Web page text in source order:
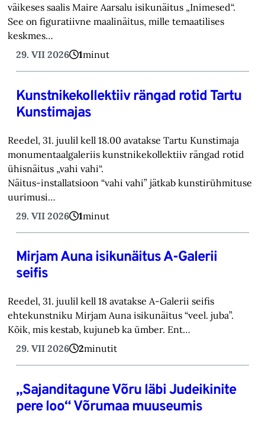
väikeses saalis Maire Aarsalu isikunäitus „Inimesed“.
See on figuratiivne maalinäitus, mille temaatilises
keskmes…
29. VII 2026
1minut
Kunstnikekollektiiv rängad rotid Tartu
Kunstimajas
Reedel, 31. juulil kell 18.00 avatakse Tartu Kunstimaja
monumentaalgaleriis kunstnikekollektiiv rängad rotid
ühisnäitus „vahi vahi“.
Näitus-installatsioon “vahi vahi” jätkab kunstirühmituse
uurimusi…
29. VII 2026
1minut
Mirjam Auna isikunäitus A-Galerii
seifis
Reedel, 31. juulil kell 18 avatakse A-Galerii seifis
ehtekunstniku Mirjam Auna isikunäitus “veel. juba”.
Kõik, mis kestab, kujuneb ka ümber. Ent…
29. VII 2026
2minutit
„Sajanditagune Võru läbi Judeikinite
pere loo“ Võrumaa muuseumis